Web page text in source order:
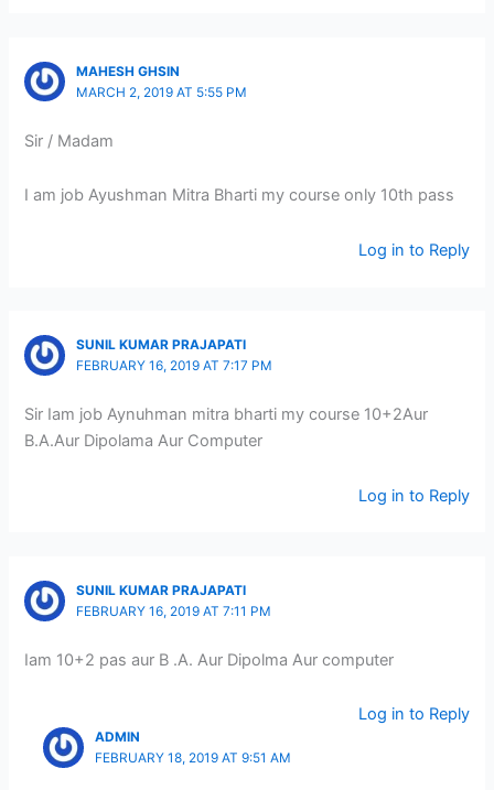
MAHESH GHSIN
MARCH 2, 2019 AT 5:55 PM
Sir / Madam
I am job Ayushman Mitra Bharti my course only 10th pass
Log in to Reply
SUNIL KUMAR PRAJAPATI
FEBRUARY 16, 2019 AT 7:17 PM
Sir Iam job Aynuhman mitra bharti my course 10+2Aur
B.A.Aur Dipolama Aur Computer
Log in to Reply
SUNIL KUMAR PRAJAPATI
FEBRUARY 16, 2019 AT 7:11 PM
Iam 10+2 pas aur B .A. Aur Dipolma Aur computer
Log in to Reply
ADMIN
FEBRUARY 18, 2019 AT 9:51 AM